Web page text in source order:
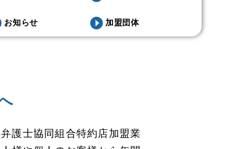
お知らせ 加盟団体
護士協同組合特約店加盟業